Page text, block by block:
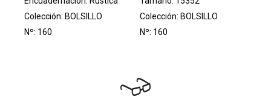
Colección: BOLSILLO
Nº: 160
Colección: BOLSILLO
Nº: 160